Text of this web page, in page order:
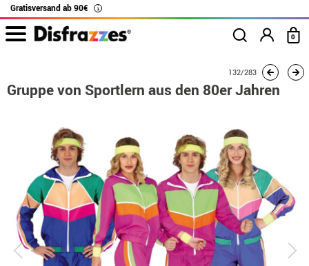
Gratisversand ab 90€ i
0
Gruppe von Sportlern aus den 80er
132/283
Gruppe von Sportlern aus den 80er Jahren